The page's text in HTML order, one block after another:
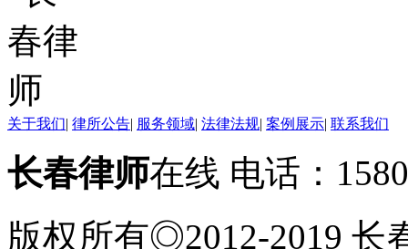
关于我们| 律所公告| 服务领域| 法律法规| 案例展示| 联系我们
长春律师在线 电话：
版权所有◎2012-2019 长